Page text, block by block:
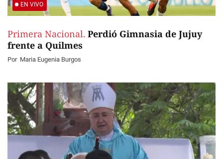
EN VIVO
Primera Nacional. Perdió Gimnasia de Jujuy
frente a Quilmes
Por Maria Eugenia Burgos